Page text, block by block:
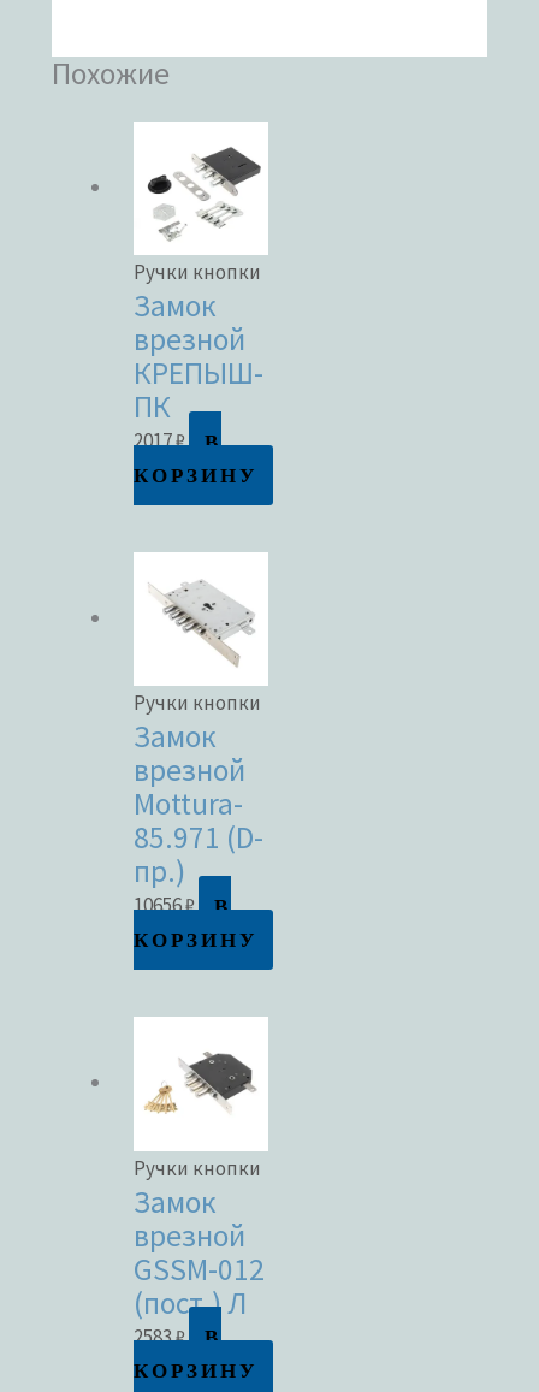
Похожие
Ручки кнопки
Замок
врезной
КРЕПЫШ-
ПК
2017₽
В
КОРЗИНУ
Ручки кнопки
Замок
врезной
Mottura-
85.971 (D-
пр.)
10656₽
В
КОРЗИНУ
Ручки кнопки
Замок
врезной
GSSM-012
(пост.) Л
2583₽
В
КОРЗИНУ